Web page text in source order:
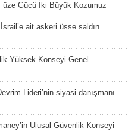
Gücü İki Büyük Kozumuz
ait askeri üsse saldırı
Yüksek Konseyi Genel
Lideri’nin siyasi danışmanı
Ulusal Güvenlik Konseyi